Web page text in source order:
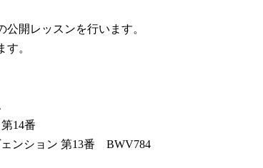
開レッスンを行います。
す。
14番
ェンション 第13番 BWV784